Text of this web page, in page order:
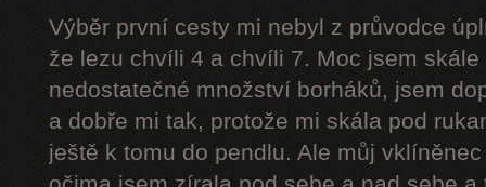
Výběr první cesty mi nebyl z průvodce
že lezu chvíli 4 a chvíli 7. Moc jsem
nedostatečné množství borháků, jsem
a dobře mi tak, protože mi skála pod
ještě k tomu do pendlu. Ale můj